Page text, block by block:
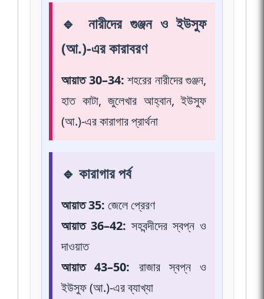
🔹 নারীদের গুঞ্জন ও ইউসুফ
(আ.)-এর কারাবরণ
আয়াত 30–34: শহরের নারীদের গুঞ্জন,
হাত কাটা, জুলেখার আহ্বান, ইউসুফ
(আ.)-এর কারাগার প্রার্থনা
🔹 কারাগার পর্ব
আয়াত 35: জেলে প্রেরণ
আয়াত 36–42: সহবন্দীদের স্বপ্ন ও
দাওয়াত
আয়াত 43–50: রাজার স্বপ্ন ও
ইউসুফ (আ.)-এর ব্যাখ্যা